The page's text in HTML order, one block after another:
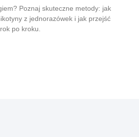
Poznaj skuteczne metody: jak
z jednorazówek i jak przejść
po kroku.